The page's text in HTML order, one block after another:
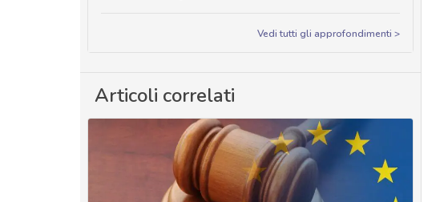
Vedi tutti gli approfondimenti >
Articoli correlati